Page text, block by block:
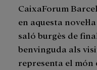
CaixaForum
en aquesta
saló burgès de
benvinguda als
representa el món